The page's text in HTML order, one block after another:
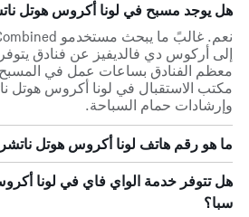
هل يوجد مسبح في لونا أكروس هوتل
إلى أركوس دي فالديفيز عن فنادق
معظم الفنادق بساعات عمل في المسبح
مكتب الاستقبال في لونا أكروس هوتل
وإرشادات حمام السباحة.
ما هو رقم هاتف لونا أكروس هوتل ناتشر
هل تتوفر خدمة الواي فاي في لونا
سبا؟